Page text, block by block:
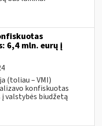
6,4 mln. eurų į
(toliau – VMI)
konfiskuotas
valstybės biudžetą